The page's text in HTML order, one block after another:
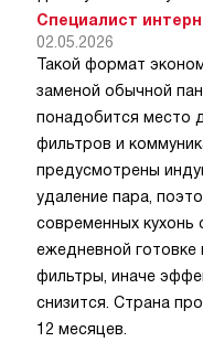
Специалист
02.05.2026
Такой формат
заменой обычной
понадобится место
фильтров и
предусмотрены
удаление пара,
современных
ежедневной готовке
фильтры, иначе
снизится. Страна
12 месяцев.